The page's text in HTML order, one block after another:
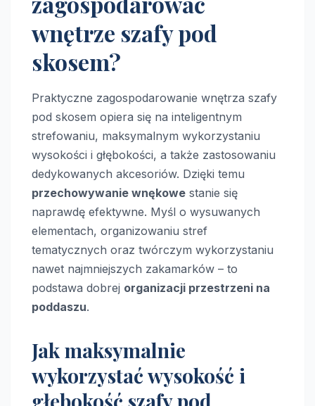
wnętrze szafy pod
skosem?
Praktyczne zagospodarowanie wnętrza szafy
pod skosem opiera się na inteligentnym
strefowaniu, maksymalnym wykorzystaniu
wysokości i głębokości, a także zastosowaniu
dedykowanych akcesoriów. Dzięki temu
przechowywanie wnękowe stanie się
naprawdę efektywne. Myśl o wysuwanych
elementach, organizowaniu stref
tematycznych oraz twórczym wykorzystaniu
nawet najmniejszych zakamarków – to
podstawa dobrej organizacji przestrzeni na
poddaszu.
Jak maksymalnie
wykorzystać wysokość i
głębokość szafy pod